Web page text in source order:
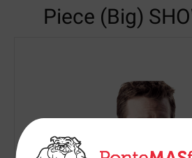
Piece (Big)